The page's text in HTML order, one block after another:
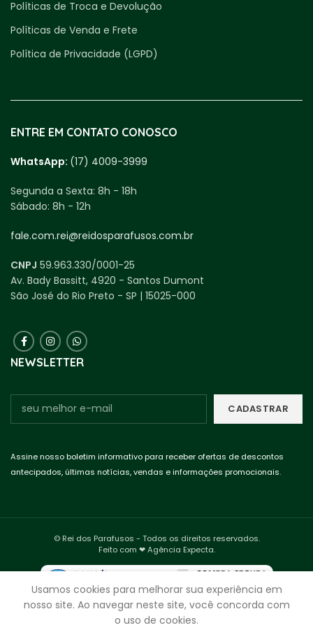
Políticas de Troca e Devolução
Políticas de Venda e Frete
Política de Privacidade (LGPD)
ENTRE EM CONTATO CONOSCO
WhatsApp: (17) 4009-3999
Segunda a Sexta: 8h - 18h
Sábado: 8h - 12h
fale.com.rei@reidosparafusos.com.br
CNPJ 59.963.330/0001-25
Av. Bady Bassitt, 4920 - Santos Dumont
São José do Rio Preto - SP | 15025-000
NEWSLETTER
Assine nosso boletim informativo para receber ofertas de descontos
antecipados, últimas notícias, vendas e informações promocionais.
© Rei dos Parafusos - Todos os direitos reservados.
Feito com ❤ Agência Expecta.
Usamos cookies para melhorar sua experiência em
nosso site. Ao navegar neste site, você concorda com
o uso de cookies.